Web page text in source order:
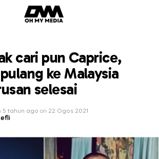
cari pun Caprice,
ke Malaysia
selesai
5 tahun ago on 22 Ogos 2021